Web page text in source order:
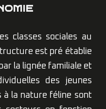
classes sociales au
est pré établie
la lignée familiale et
des jeunes
à la nature féline sont